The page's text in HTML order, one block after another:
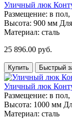
Уличный люк
Размещение: в пол,
Высота: 900 мм
Материал: сталь
25 896.00 руб.
Купить Быстрый
Уличный люк
Размещение: в пол,
Высота: 1000 мм
Материал: сталь